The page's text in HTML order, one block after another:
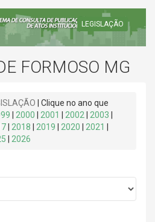
LEGISLAÇÃO
FORMOSO MG
| Clique no ano que
2000 2001 2002 2003
2018 2019 2020 2021
2026